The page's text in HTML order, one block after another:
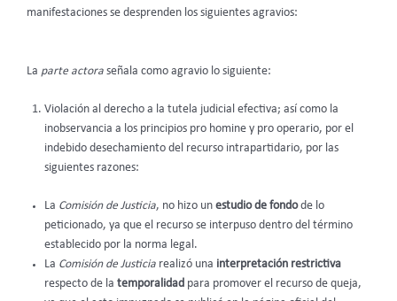
manifestaciones se desprenden los siguientes agravios:
La parte actora señala como agravio lo siguiente:
Violación al derecho a la tutela judicial efectiva; así como la
inobservancia a los principios pro homine y pro operario, por el
indebido desechamiento del recurso intrapartidario, por las
siguientes razones:
La Comisión de Justicia, no hizo un estudio de fondode lo
peticionado, ya que el recurso se interpuso dentro del término
establecido por la norma legal.
La Comisión de Justicia realizó una interpretación restrictiva
respecto de la temporalidad para promover el recurso de queja,